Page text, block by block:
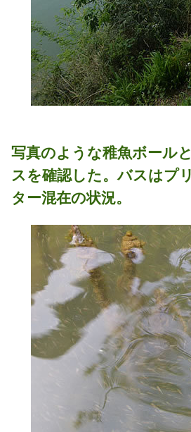
写真のような稚魚ボール
スを確認した。バスはプ
ター混在の状況。